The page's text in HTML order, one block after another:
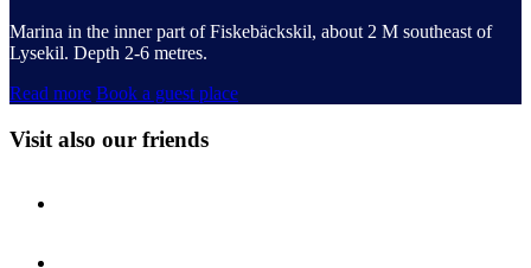
Marina in the inner part of Fiskebäckskil, about 2 M southeast of
Lysekil. Depth 2-6 metres.
Read more Book a guest place
Visit also our friends